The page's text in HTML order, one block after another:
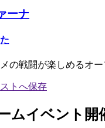
ーナ
の戦闘が楽しめるオ
ムイベント開